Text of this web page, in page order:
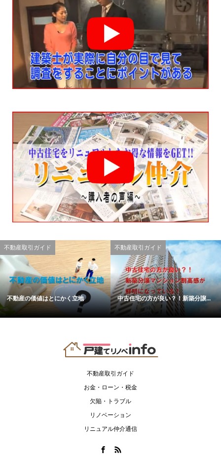
不動産取引ガイド
不動産の価値はとにかく立地
不動産取引ガイド
中古住宅の方が良い？！新築分譲...
不動産取引ガイド
お金・ローン・税金
欠陥・トラブル
リノベーション
リニュアル仲介通信